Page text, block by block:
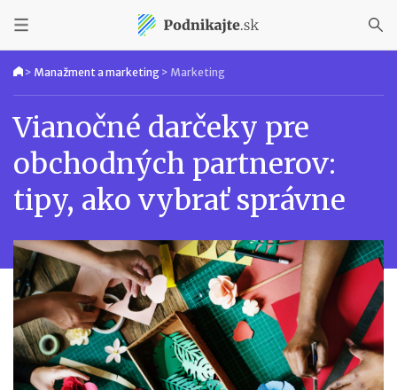
> Manažment a marketing > Marketing
Vianočné darčeky pre
obchodných partnerov:
tipy, ako vybrať správne